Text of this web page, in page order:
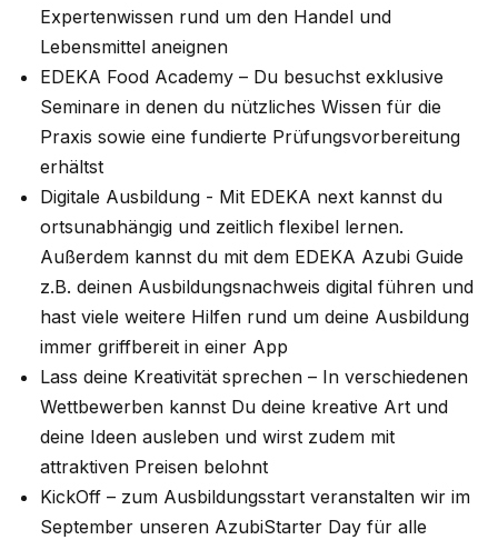
Expertenwissen rund um den Handel und
Lebensmittel aneignen
EDEKA Food Academy – Du besuchst exklusive
Seminare in denen du nützliches Wissen für die
Praxis sowie eine fundierte Prüfungsvorbereitung
erhältst
Digitale Ausbildung - Mit EDEKA next kannst du
ortsunabhängig und zeitlich flexibel lernen.
Außerdem kannst du mit dem EDEKA Azubi Guide
z.B. deinen Ausbildungsnachweis digital führen und
hast viele weitere Hilfen rund um deine Ausbildung
immer griffbereit in einer App
Lass deine Kreativität sprechen – In verschiedenen
Wettbewerben kannst Du deine kreative Art und
deine Ideen ausleben und wirst zudem mit
attraktiven Preisen belohnt
KickOff – zum Ausbildungsstart veranstalten wir im
September unseren AzubiStarter Day für alle